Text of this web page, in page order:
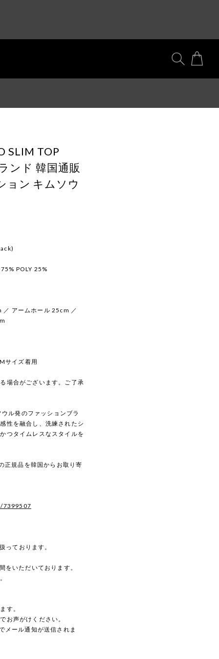
SLIM TOP
ンド 韓国通販
ョン キムソウ
POLY 25%
アームホール 25cm ／
サイズ着用
場合がございます。ご了承
ル発のファッションブラ
性を融合し、洗練されたシ
つタイムレスなスタイルを
正規品を韓国からお取り寄
7399507
ております。
をいただいております。
す。
お声がけください。
メール通知が送信されま